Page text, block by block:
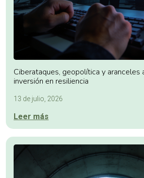
Ciberataques, geopolítica y aranceles
inversión en resiliencia
13 de julio, 2026
Leer más